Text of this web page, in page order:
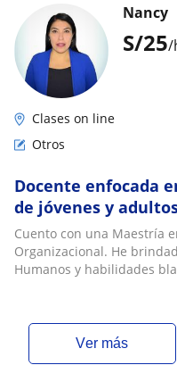
S/25/
Nancy
Clases on line
Otros
Docente enfocada
de jóvenes y
virtuales
Cuento con una Maestría
Organizacional. He
Humanos y habilidades
ver más